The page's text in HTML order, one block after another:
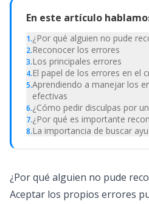
En este artículo
1.¿Por qué alguien no pude
2.Reconocer los errores
3.Los principales errores
4.El papel de los errores en el
5.Aprendiendo a manejar los
efectivas
6.¿Cómo pedir disculpas por
7.¿Por qué es importante
8.La importancia de buscar
¿Por qué alguien no pude
Aceptar los propios errores